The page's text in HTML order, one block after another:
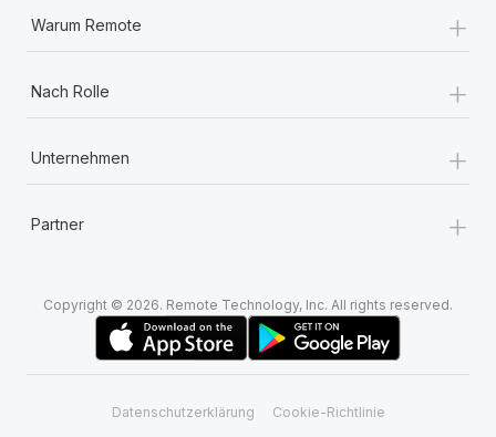
Warum Remote +
Nach Rolle +
Unternehmen +
Partner +
Copyright © 2026. Remote Technology, Inc. All rights reserved.
Datenschutzerklärung Cookie-Richtlinie